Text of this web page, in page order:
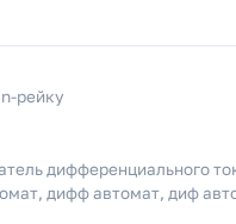
рейку
дифференциального
дифф автомат, диф